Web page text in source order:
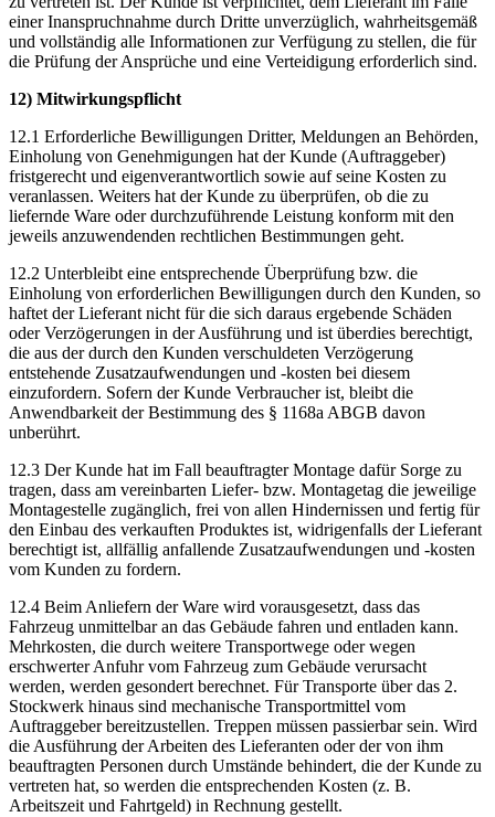
einer Inanspruchnahme durch Dritte unverzüglich, wahrheitsgemäß
und vollständig alle Informationen zur Verfügung zu stellen, die für
die Prüfung der Ansprüche und eine Verteidigung erforderlich sind.
12) Mitwirkungspflicht
12.1 Erforderliche Bewilligungen Dritter, Meldungen an Behörden,
Einholung von Genehmigungen hat der Kunde (Auftraggeber)
fristgerecht und eigenverantwortlich sowie auf seine Kosten zu
veranlassen. Weiters hat der Kunde zu überprüfen, ob die zu
liefernde Ware oder durchzuführende Leistung konform mit den
jeweils anzuwendenden rechtlichen Bestimmungen geht.
12.2 Unterbleibt eine entsprechende Überprüfung bzw. die
Einholung von erforderlichen Bewilligungen durch den Kunden, so
haftet der Lieferant nicht für die sich daraus ergebende Schäden
oder Verzögerungen in der Ausführung und ist überdies berechtigt,
die aus der durch den Kunden verschuldeten Verzögerung
entstehende Zusatzaufwendungen und -kosten bei diesem
einzufordern. Sofern der Kunde Verbraucher ist, bleibt die
Anwendbarkeit der Bestimmung des § 1168a ABGB davon
unberührt.
12.3 Der Kunde hat im Fall beauftragter Montage dafür Sorge zu
tragen, dass am vereinbarten Liefer- bzw. Montagetag die jeweilige
Montagestelle zugänglich, frei von allen Hindernissen und fertig für
den Einbau des verkauften Produktes ist, widrigenfalls der Lieferant
berechtigt ist, allfällig anfallende Zusatzaufwendungen und -kosten
vom Kunden zu fordern.
12.4 Beim Anliefern der Ware wird vorausgesetzt, dass das
Fahrzeug unmittelbar an das Gebäude fahren und entladen kann.
Mehrkosten, die durch weitere Transportwege oder wegen
erschwerter Anfuhr vom Fahrzeug zum Gebäude verursacht
werden, werden gesondert berechnet. Für Transporte über das 2.
Stockwerk hinaus sind mechanische Transportmittel vom
Auftraggeber bereitzustellen. Treppen müssen passierbar sein. Wird
die Ausführung der Arbeiten des Lieferanten oder der von ihm
beauftragten Personen durch Umstände behindert, die der Kunde zu
vertreten hat, so werden die entsprechenden Kosten (z. B.
Arbeitszeit und Fahrtgeld) in Rechnung gestellt.